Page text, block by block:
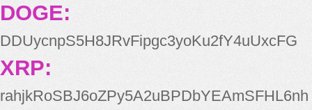
DOGE:
DDUycnpS5H8JRvFipgc3yoKu2fY4uUxcFG
XRP:
rahjkRoSBJ6oZPy5A2uBPDbYEAmSFHL6nh